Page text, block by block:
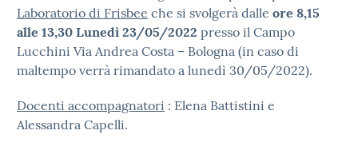
Laboratorio di Frisbee che si svolgerà dalle ore 8,15
alle 13,30 Lunedì 23/05/2022 presso il Campo
Lucchini Via Andrea Costa – Bologna (in caso di
maltempo verrà rimandato a lunedì 30/05/2022).
Docenti accompagnatori : Elena Battistini e
Alessandra Capelli.